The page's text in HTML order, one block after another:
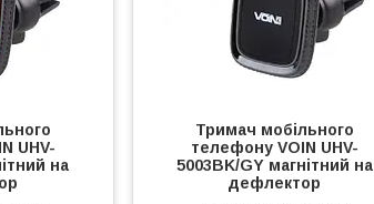
UHV-
на
Тримач мобільного
телефону VOIN UHV-
5003BK/GY магнітний на
дефлектор